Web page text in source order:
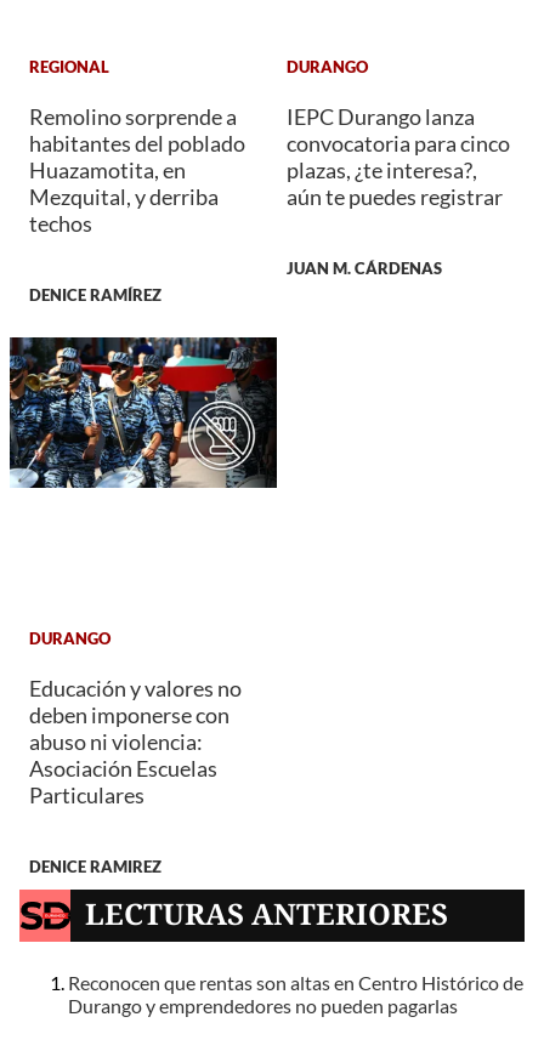
REGIONAL
Remolino sorprende a
habitantes del poblado
Huazamotita, en
Mezquital, y derriba
techos
DENICE RAMÍREZ
DURANGO
IEPC Durango lanza
convocatoria para cinco
plazas, ¿te interesa?,
aún te puedes registrar
JUAN M. CÁRDENAS
DURANGO
Educación y valores no
deben imponerse con
abuso ni violencia:
Asociación Escuelas
Particulares
DENICE RAMIREZ
LECTURAS ANTERIORES
Reconocen que rentas son altas en Centro Histórico de
Durango y emprendedores no pueden pagarlas